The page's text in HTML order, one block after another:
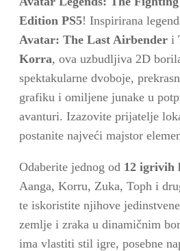
Edition PS5! Inspirirana
Avatar: The Last Airbender i
Korra, ova uzbudljiva 2D
spektakularne dvoboje,
grafiku i omiljene junake u
avanturi. Izazovite prijatelje
postanite najveći majstor
Odaberite jednog od 12 igrivih
Aanga, Korru, Zuka, Toph i
te iskoristite njihove
zemlje i zraka u dinamičnim
ima vlastiti stil igre, posebne